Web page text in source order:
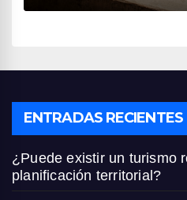
ENTRADAS RECIENTES
¿Puede existir un turismo
planificación territorial?